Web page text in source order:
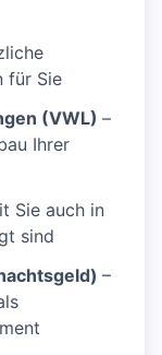
für Sie
(VWL) –
Ihrer
Sie auch in
sind
–